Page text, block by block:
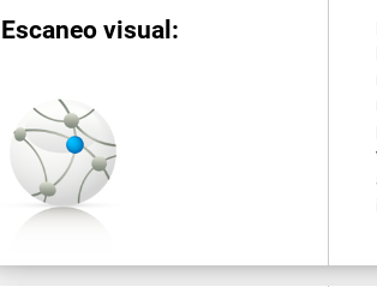
Escaneo visual: